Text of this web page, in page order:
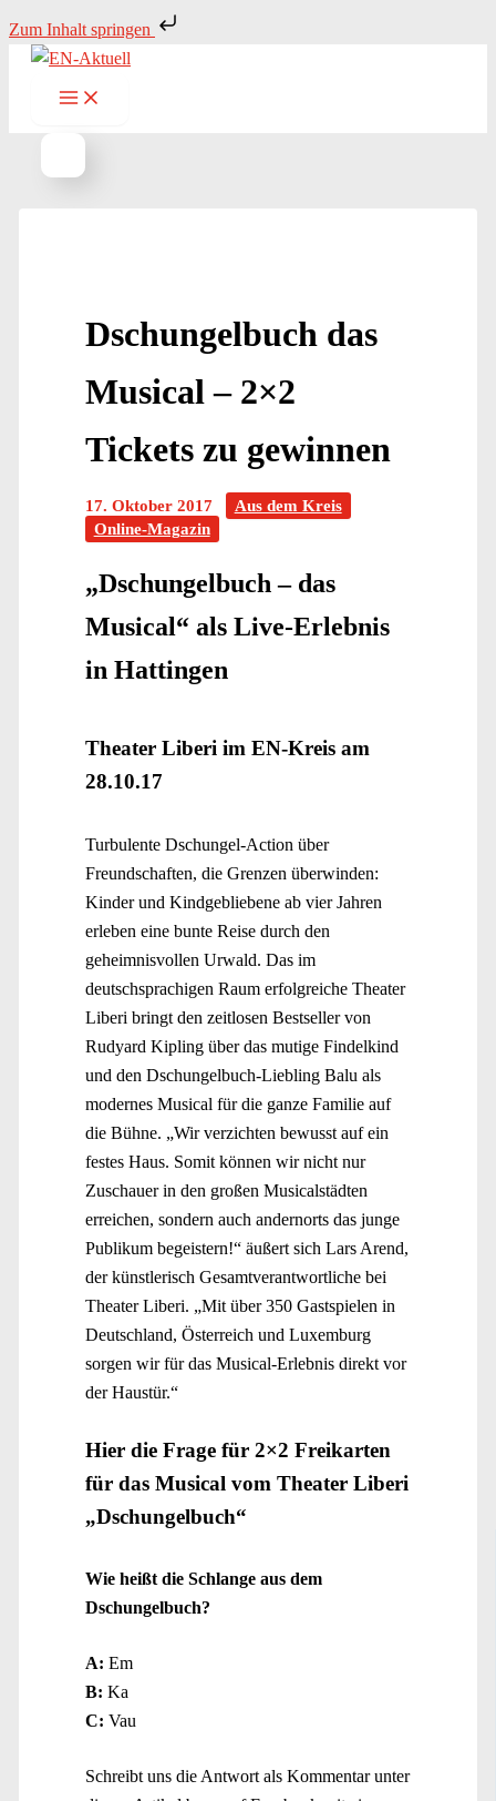
Zum Inhalt springen
Inhalt
springen
Dschungelbuch das
Musical – 2×2
Tickets zu gewinnen
17. Oktober 2017
Aus dem Kreis
Online-Magazin
„Dschungelbuch – das
Musical“ als Live-Erlebnis
in Hattingen
Theater Liberi im EN-Kreis am
28.10.17
Turbulente Dschungel-Action über
Freundschaften, die Grenzen überwinden:
Kinder und Kindgebliebene ab vier Jahren
erleben eine bunte Reise durch den
geheimnisvollen Urwald. Das im
deutschsprachigen Raum erfolgreiche Theater
Liberi bringt den zeitlosen Bestseller von
Rudyard Kipling über das mutige Findelkind
und den Dschungelbuch-Liebling Balu als
modernes Musical für die ganze Familie auf
die Bühne. „Wir verzichten bewusst auf ein
festes Haus. Somit können wir nicht nur
Zuschauer in den großen Musicalstädten
erreichen, sondern auch andernorts das junge
Publikum begeistern!“ äußert sich Lars Arend,
der künstlerisch Gesamtverantwortliche bei
Theater Liberi. „Mit über 350 Gastspielen in
Deutschland, Österreich und Luxemburg
sorgen wir für das Musical-Erlebnis direkt vor
der Haustür.“
Hier die Frage für 2×2 Freikarten
für das Musical vom Theater Liberi
„Dschungelbuch“
Wie heißt die Schlange aus dem
Dschungelbuch?
A: Em
B: Ka
C: Vau
Schreibt uns die Antwort als Kommentar unter